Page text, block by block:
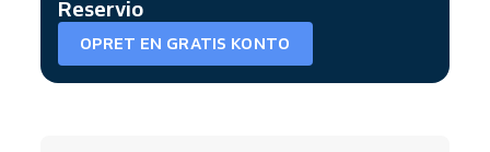
Reservio
OPRET EN GRATIS KONTO